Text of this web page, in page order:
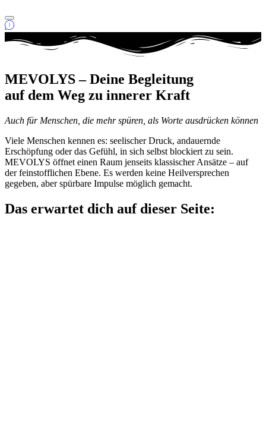
MEVOLYS – Deine Begleitung
auf dem Weg zu innerer Kraft
Auch für Menschen, die mehr spüren, als Worte ausdrücken können
Viele Menschen kennen es: seelischer Druck, andauernde
Erschöpfung oder das Gefühl, in sich selbst blockiert zu sein.
MEVOLYS öffnet einen Raum jenseits klassischer Ansätze – auf
der feinstofflichen Ebene. Es werden keine Heilversprechen
gegeben, aber spürbare Impulse möglich gemacht.
Das erwartet dich auf dieser Seite: